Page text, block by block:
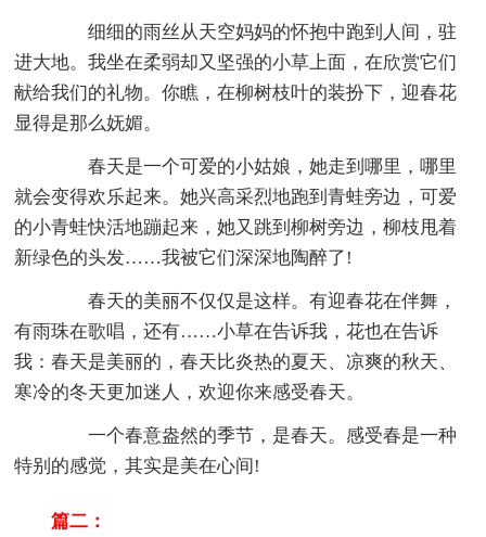
细细的雨丝从天空妈妈的怀抱中跑到人间，驻
进大地。我坐在柔弱却又坚强的小草上面，在欣赏它们
献给我们的礼物。你瞧，在柳树枝叶的装扮下，迎春花
显得是那么妩媚。
春天是一个可爱的小姑娘，她走到哪里，哪里
就会变得欢乐起来。她兴高采烈地跑到青蛙旁边，可爱
的小青蛙快活地蹦起来，她又跳到柳树旁边，柳枝甩着
新绿色的头发……我被它们深深地陶醉了!
春天的美丽不仅仅是这样。有迎春花在伴舞，
有雨珠在歌唱，还有……小草在告诉我，花也在告诉
我：春天是美丽的，春天比炎热的夏天、凉爽的秋天、
寒冷的冬天更加迷人，欢迎你来感受春天。
一个春意盎然的季节，是春天。感受春是一种
特别的感觉，其实是美在心间!
篇二：